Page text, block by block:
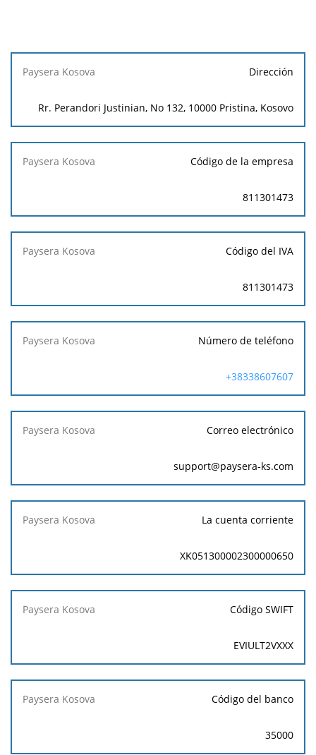
Paysera
Dirección
Rr. Perandori Justinian, No 132, 10000 Pristina, Kosovo
Código de la empresa
811301473
Código del IVA
811301473
Número de teléfono
+38338607607
Correo electrónico
support@paysera-ks.com
La cuenta corriente
XK051300002300000650
Código SWIFT
EVIULT2VXXX
Código del banco
35000